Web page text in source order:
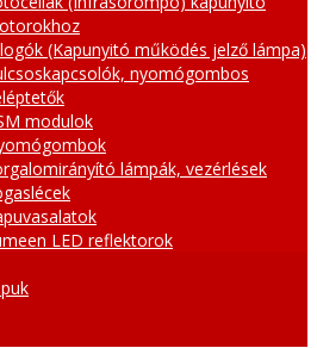
(Kapunyitó működés jelző lámpa)
nyomógombos
modulok
lámpák, vezérlések
LED reflektorok